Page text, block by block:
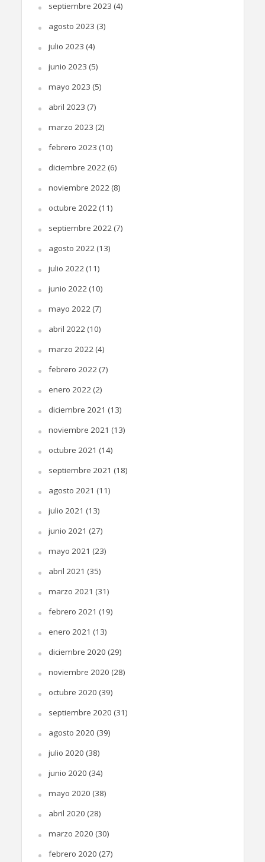
septiembre 2023 (4)
agosto 2023 (3)
julio 2023 (4)
junio 2023 (5)
mayo 2023 (5)
abril 2023 (7)
marzo 2023 (2)
febrero 2023 (10)
diciembre 2022(6)
noviembre 2022(8)
octubre 2022(11)
septiembre 2022(7)
agosto 2022(13)
julio 2022(11)
junio 2022(10)
mayo 2022(7)
abril 2022(10)
marzo 2022(4)
febrero 2022(7)
enero 2022(2)
diciembre 2021 (13)
noviembre 2021 (13)
octubre 2021 (14)
septiembre 2021 (18)
agosto 2021 (11)
julio 2021 (13)
junio 2021 (27)
mayo 2021 (23)
abril 2021 (35)
marzo 2021 (31)
febrero 2021 (19)
enero 2021 (13)
diciembre 2020 (29)
noviembre 2020 (28)
octubre 2020 (39)
septiembre 2020 (31)
agosto 2020 (39)
julio 2020 (38)
junio 2020 (34)
mayo 2020 (38)
abril 2020 (28)
marzo 2020 (30)
febrero 2020 (27)